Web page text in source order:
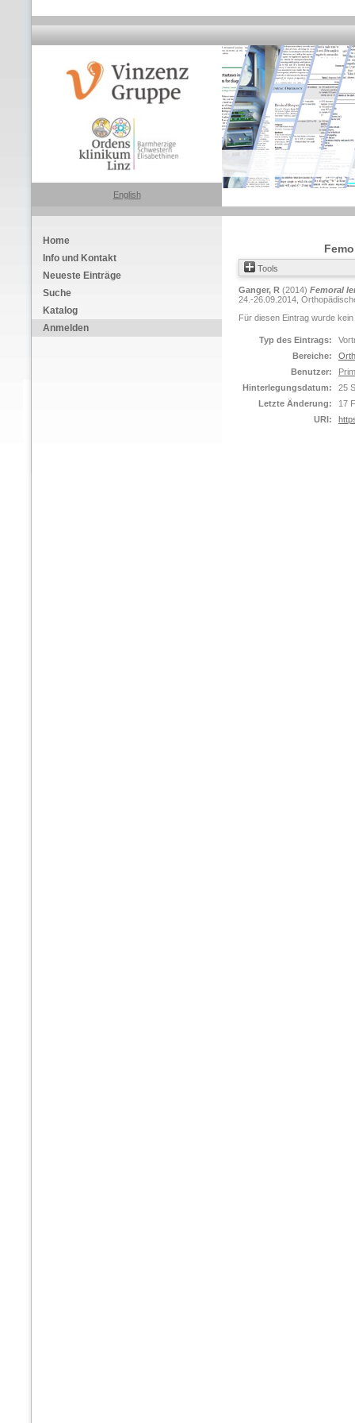
English
Home
Info und Kontakt
Neueste Einträge
Suche
Katalog
Anmelden
Tools
Ganger, R (2014) Femoral
24.-26.09.2014,
Für diesen Eintrag wurde
Typ des Eintrags:
Bereiche:
Benutzer:
Hinterlegungsdatum:
25
Letzte Änderung:
17
URI: